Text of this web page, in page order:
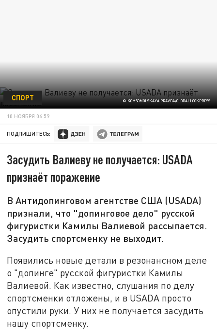
© KOMSOMOLSKAYA PRAVDA/GLOBALLOOKPRESS
СПОРТ
10 НОЯБРЯ 06:59
ПОДПИШИТЕСЬ:
Засудить Валиеву не получается: USADA
признаёт поражение
В Антидопинговом агентстве США (USADA)
признали, что "допинговое дело" русской
фигуристки Камилы Валиевой рассыпается.
Засудить спортсменку не выходит.
Появились новые детали в резонансном деле
о "допинге" русской фигуристки Камилы
Валиевой. Как известно, слушания по делу
спортсменки отложены, и в USADA просто
опустили руки. У них не получается засудить
нашу спортсменку.